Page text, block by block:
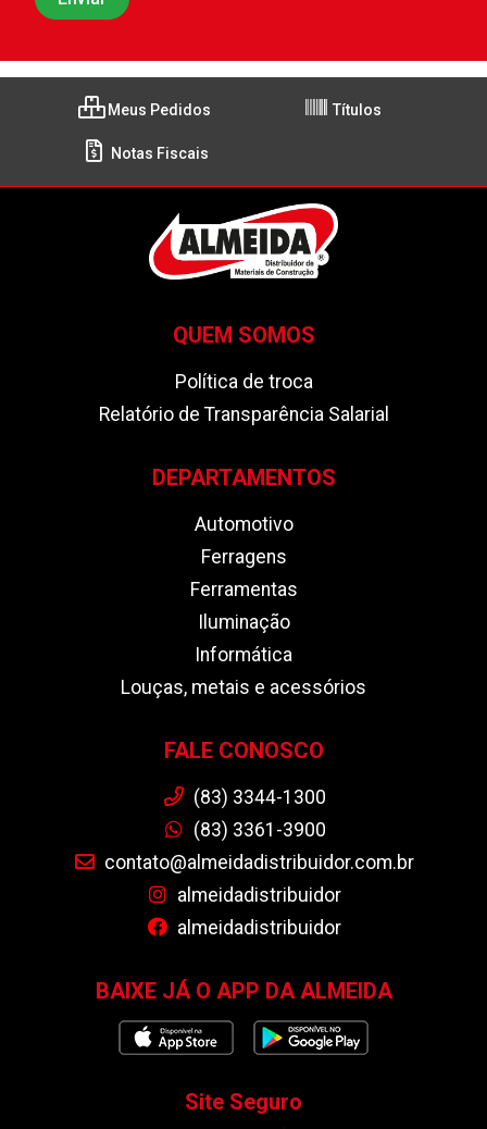
Meus Pedidos Títulos
Notas Fiscais
QUEM SOMOS
Política de troca
Relatório de Transparência Salarial
DEPARTAMENTOS
Automotivo
Ferragens
Ferramentas
Iluminação
Informática
Louças, metais e acessórios
FALE CONOSCO
(83) 3344-1300
(83) 3361-3900
contato@almeidadistribuidor.com.br
almeidadistribuidor
almeidadistribuidor
BAIXE JÁ O APP DA ALMEIDA
Site Seguro